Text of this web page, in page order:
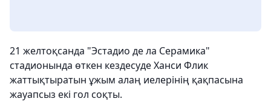
21 желтоқсанда "Эстадио де ла Серамика"
стадионында өткен кездесуде Ханси Флик
жаттықтыратын ұжым алаң иелерінің қақпасына
жауапсыз екі гол соқты.